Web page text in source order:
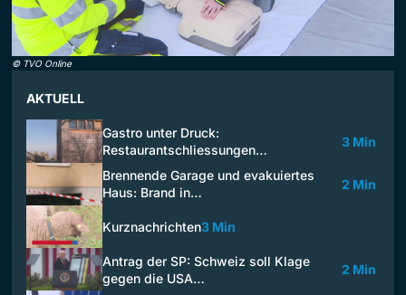
© TVO Online
AKTUELL
Gastro unter Druck:
Restaurantschliessungen…
3 Min
Brennende Garage und evakuiertes
Haus: Brand in…
2 Min
Kurznachrichten3 Min
Antrag der SP: Schweiz soll Klage
gegen die USA…
2 Min